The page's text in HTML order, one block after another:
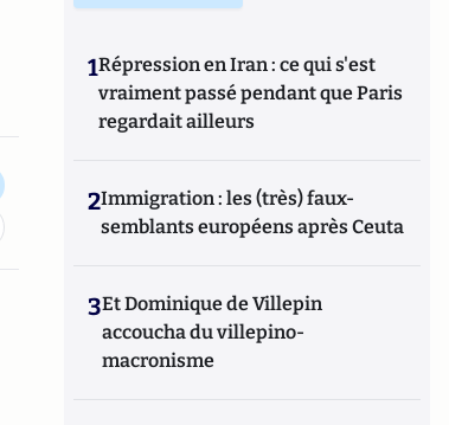
1Répression en Iran : ce qui s'est
vraiment passé pendant que Paris
regardait ailleurs
2Immigration : les (très) faux-
semblants européens après Ceuta
3Et Dominique de Villepin
accoucha du villepino-
macronisme